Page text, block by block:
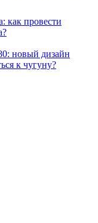
как провести
новый дизайн
к чугуну?